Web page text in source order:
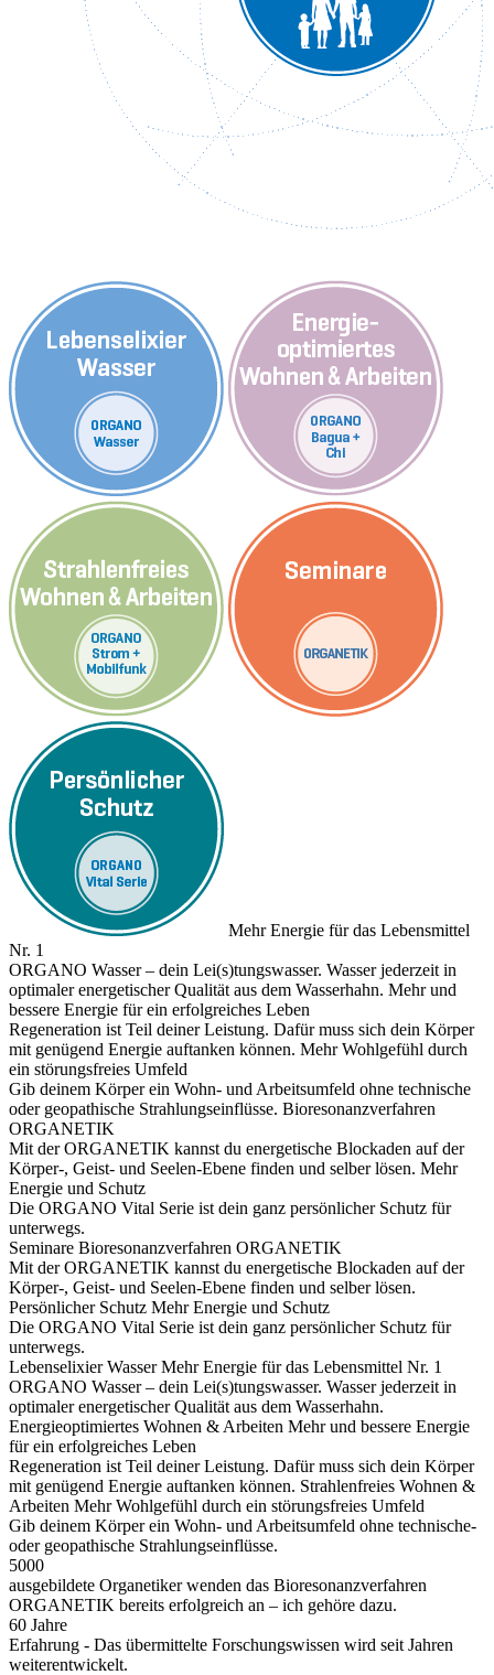
Mehr Energie für das Lebensmittel
Nr. 1
ORGANO Wasser – dein Lei(s)tungswasser. Wasser jederzeit in
optimaler energetischer Qualität aus dem Wasserhahn. Mehr und
bessere Energie für ein erfolgreiches Leben
Regeneration ist Teil deiner Leistung. Dafür muss sich dein Körper
mit genügend Energie auftanken können. Mehr Wohlgefühl durch
ein störungsfreies Umfeld
Gib deinem Körper ein Wohn- und Arbeitsumfeld ohne technische
oder geopathische Strahlungseinflüsse. Bioresonanzverfahren
ORGANETIK
Mit der ORGANETIK kannst du energetische Blockaden auf der
Körper-, Geist- und Seelen-Ebene finden und selber lösen. Mehr
Energie und Schutz
Die ORGANO Vital Serie ist dein ganz persönlicher Schutz für
unterwegs.
Seminare Bioresonanzverfahren ORGANETIK
Mit der ORGANETIK kannst du energetische Blockaden auf der
Körper-, Geist- und Seelen-Ebene finden und selber lösen.
Persönlicher Schutz Mehr Energie und Schutz
Die ORGANO Vital Serie ist dein ganz persönlicher Schutz für
unterwegs.
Lebenselixier Wasser Mehr Energie für das Lebensmittel Nr. 1
ORGANO Wasser – dein Lei(s)tungswasser. Wasser jederzeit in
optimaler energetischer Qualität aus dem Wasserhahn.
Energieoptimiertes Wohnen & Arbeiten Mehr und bessere Energie
für ein erfolgreiches Leben
Regeneration ist Teil deiner Leistung. Dafür muss sich dein Körper
mit genügend Energie auftanken können. Strahlenfreies Wohnen &
Arbeiten Mehr Wohlgefühl durch ein störungsfreies Umfeld
Gib deinem Körper ein Wohn- und Arbeitsumfeld ohne technische-
oder geopathische Strahlungseinflüsse.
5000
ausgebildete Organetiker wenden das Bioresonanzverfahren
ORGANETIK bereits erfolgreich an – ich gehöre dazu.
60 Jahre
Erfahrung - Das übermittelte Forschungswissen wird seit Jahren
weiterentwickelt.